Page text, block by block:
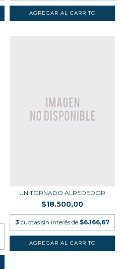
UN TORNADO ALREDEDOR
$18.500,00
3 cuotas sin interés de $6.166,67